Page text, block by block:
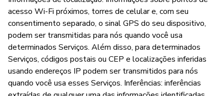
acesso Wi-Fi próximos, torres de celular e, com seu
consentimento separado, o sinal GPS do seu dispositivo,
podem ser transmitidas para nós quando você usa
determinados Serviços. Além disso, para determinados
Serviços, códigos postais ou CEP e localizações inferidas
usando endereços IP podem ser transmitidos para nós
quando você usa esses Serviços. Inferências: inferências